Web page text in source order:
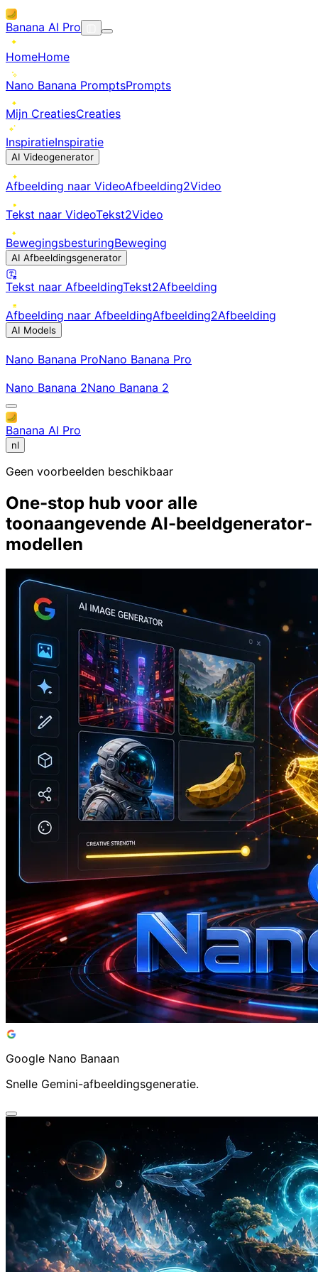
Banana AI Pro
HomeHome
Nano Banana PromptsPrompts
Mijn CreatiesCreaties
InspiratieInspiratie
AI Videogenerator
Afbeelding naar VideoAfbeelding2Video
Tekst naar VideoTekst2Video
BewegingsbesturingBeweging
AI Afbeeldingsgenerator
Tekst naar AfbeeldingTekst2Afbeelding
Afbeelding naar AfbeeldingAfbeelding2Afbeelding
AI Models
Nano Banana ProNano Banana Pro
Nano Banana 2Nano Banana 2
Banana AI Pro
nl
Geen voorbeelden beschikbaar
One-stop hub voor alle
toonaangevende AI-beeldgenerator-
modellen
Google Nano Banaan AI Video Generator
Snelle Gemini-afbeeldingsgeneratie.
Google Nano Banaan
Snelle Gemini-afbeeldingsgeneratie.